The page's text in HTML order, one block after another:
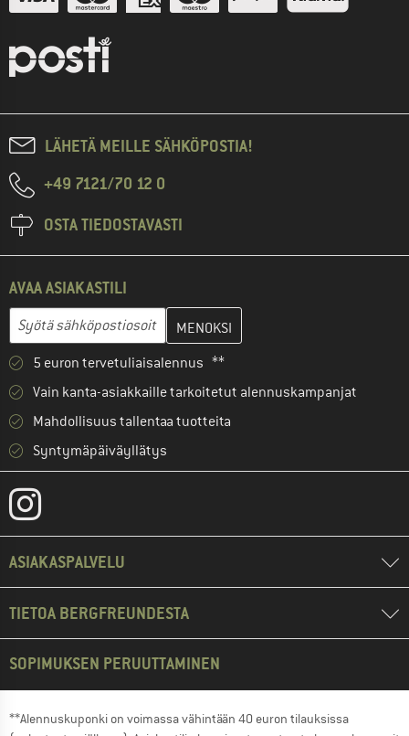
LÄHETÄ MEILLE SÄHKÖPOSTIA!
+49 7121/70 12 0
OSTA TIEDOSTAVASTI
AVAA ASIAKASTILI
Sähköpostiosoite
Anna sähköpostiosoitteesi ja luo seuraavassa vaiheessa
5 euron tervetuliaisalennus **
Vain kanta-asiakkaille tarkoitetut alennuskampanjat
Mahdollisuus tallentaa tuotteita
Syntymäpäiväyllätys
ASIAKASPALVELU
TIETOA BERGFREUNDESTA
SOPIMUKSEN PERUUTTAMINEN
**Alennuskuponki on voimassa vähintään 40 euron tilauksissa